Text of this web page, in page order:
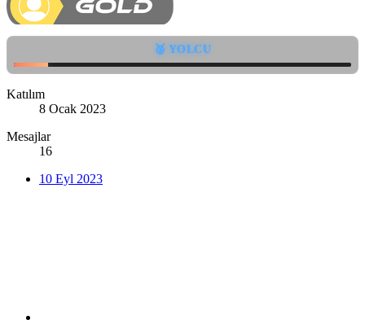
🥈 YOLCU
Katılım
8 Ocak 2023
Mesajlar
16
10 Eyl 2023